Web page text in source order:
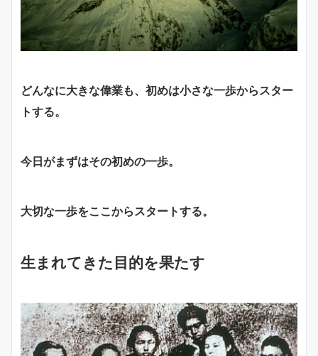
どんなに大きな偉業も、初めは小さな一歩からスター
トする。
今日がまずはその初めの一歩。
大切な一歩をここからスタートする。
生まれてきた目的を果たす